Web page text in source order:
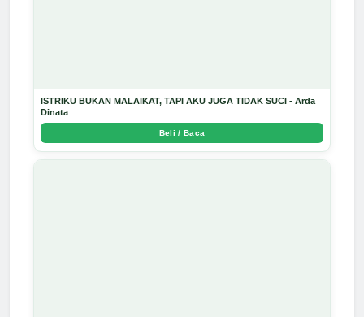
ISTRIKU BUKAN MALAIKAT, TAPI AKU JUGA TIDAK SUCI - Arda
Dinata
Beli / Baca